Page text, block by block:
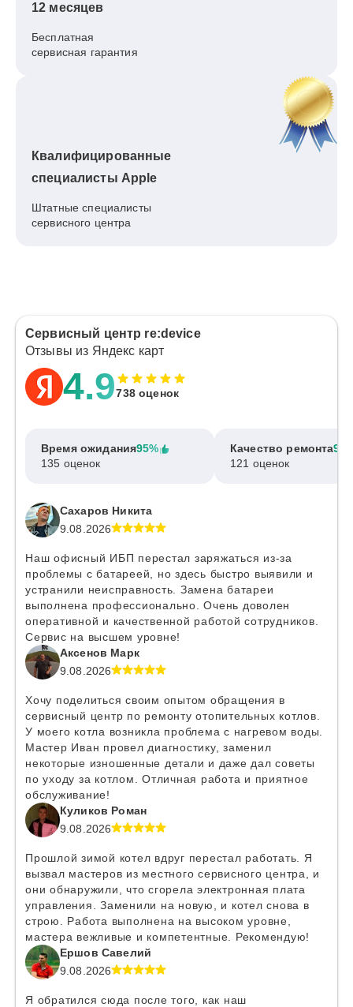
12 месяцев
Бесплатная
сервисная гарантия
Квалифицированные
специалисты Apple
Штатные специалисты
сервисного центра
Сервисный центр re:device
Отзывы из Яндекс карт
4.9738 оценок
Время ожидания95%
135 оценок
Качество ремонта
121 оценок
Сахаров Никита
9.08.2026
Наш офисный ИБП перестал заряжаться из-за
проблемы с батареей, но здесь быстро выявили и
устранили неисправность. Замена батареи
выполнена профессионально. Очень доволен
оперативной и качественной работой сотрудников.
Сервис на высшем уровне!
Аксенов Марк
9.08.2026
Хочу поделиться своим опытом обращения в
сервисный центр по ремонту отопительных котлов.
У моего котла возникла проблема с нагревом воды.
Мастер Иван провел диагностику, заменил
некоторые изношенные детали и даже дал советы
по уходу за котлом. Отличная работа и приятное
обслуживание!
Куликов Роман
9.08.2026
Прошлой зимой котел вдруг перестал работать. Я
вызвал мастеров из местного сервисного центра, и
они обнаружили, что сгорела электронная плата
управления. Заменили на новую, и котел снова в
строю. Работа выполнена на высоком уровне,
мастера вежливые и компетентные. Рекомендую!
Ершов Савелий
9.08.2026
Я обратился сюда после того, как наш